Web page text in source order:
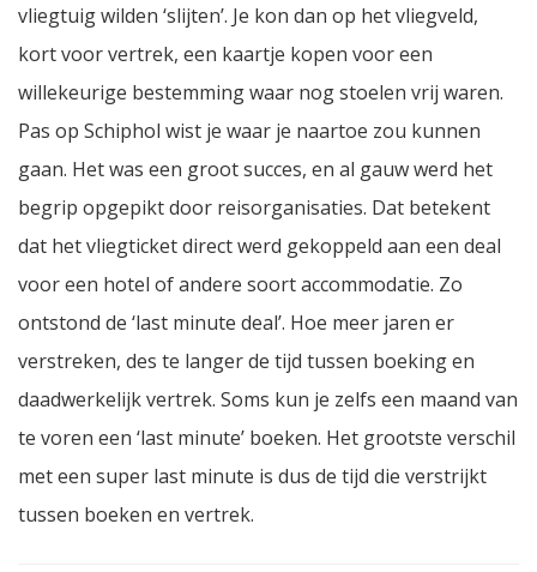
vliegtuig wilden ‘slijten’. Je kon dan op het vliegveld,
kort voor vertrek, een kaartje kopen voor een
willekeurige bestemming waar nog stoelen vrij waren.
Pas op Schiphol wist je waar je naartoe zou kunnen
gaan. Het was een groot succes, en al gauw werd het
begrip opgepikt door reisorganisaties. Dat betekent
dat het vliegticket direct werd gekoppeld aan een deal
voor een hotel of andere soort accommodatie. Zo
ontstond de ‘last minute deal’. Hoe meer jaren er
verstreken, des te langer de tijd tussen boeking en
daadwerkelijk vertrek. Soms kun je zelfs een maand van
te voren een ‘last minute’ boeken. Het grootste verschil
met een super last minute is dus de tijd die verstrijkt
tussen boeken en vertrek.